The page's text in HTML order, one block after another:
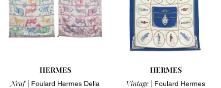
HERMES
Neuf | Foulard Hermes Della
HERMES
Vintage | Foulard Hermes